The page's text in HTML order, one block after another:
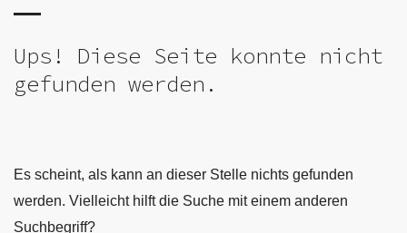
Ups! Diese Seite konnte nicht
gefunden werden.
Es scheint, als kann an dieser Stelle nichts gefunden
werden. Vielleicht hilft die Suche mit einem anderen
Suchbegriff?